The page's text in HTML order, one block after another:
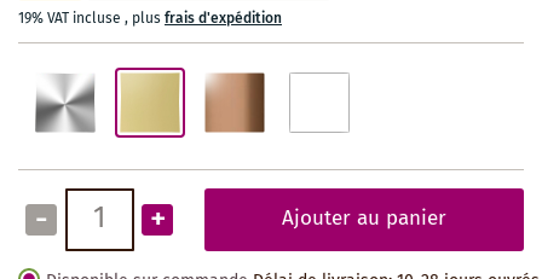
19% VAT incluse , plusfrais d'expédition
- + Ajouter au panier